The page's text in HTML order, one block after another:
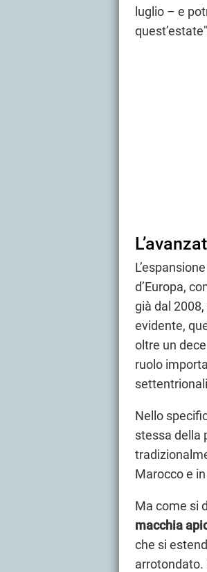
luglio – e
d’Europa,
già dal
evidente,
oltre un
ruolo
Nello
stessa della
Marocco e
Ma come si
macchia
che si
arrotondato.